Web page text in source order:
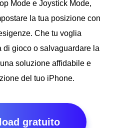
Mode e Joystick Mode,
la tua posizione con
Che tu voglia
di gioco o salvaguardare la
soluzione affidabile e
del tuo iPhone.
gratuito